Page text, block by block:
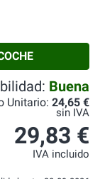
Buena
Unitario: 24,65 €
sin IVA
29,83 €
IVA incluido